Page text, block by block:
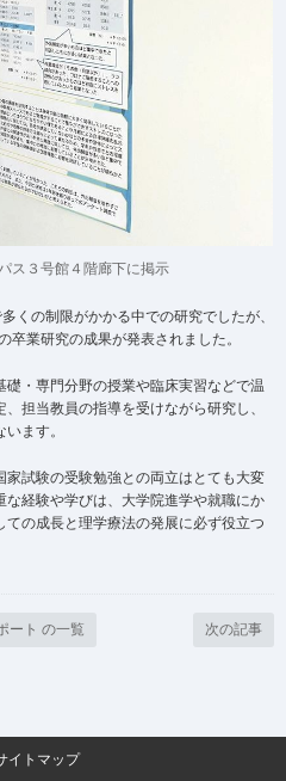
ス３号館４階廊下に掲示
くの制限がかかる中での研究でしたが、
業研究の成果が発表されました。
・専門分野の授業や臨床実習などで温
担当教員の指導を受けながら研究し、
ます。
試験の受験勉強との両立はとても大変
経験や学びは、大学院進学や就職にか
の成長と理学療法の発展に必ず役立つ
ート の一覧 次の記事
イトマップ